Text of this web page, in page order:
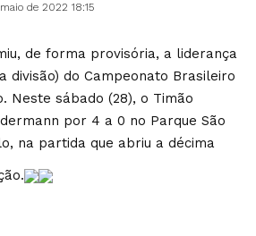
de 2022 18:15
de forma provisória, a liderança
divisão) do Campeonato Brasileiro
Neste sábado (28), o Timão
por 4 a 0 no Parque São
na partida que abriu a décima